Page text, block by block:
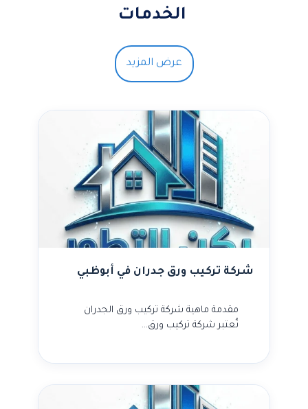
الخدمات
عرض المزيد
شركة تركيب ورق جدران في أبوظبي
مقدمة ماهية شركة تركيب ورق الجدران
تُعتبر شركة تركيب ورق…